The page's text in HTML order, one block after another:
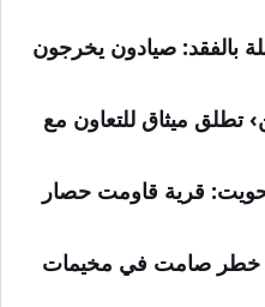
بالفقد: صيادون يخرجون
تطلق ميثاق للتعاون مع
قرية قاومت حصار
صامت في مخيمات